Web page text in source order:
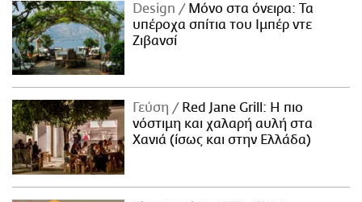
Design
Μόνο στα όνειρα: Τα
υπέροχα σπίτια του Ιμπέρ ντε
Ζιβανσί
Γεύση
Red Jane Grill: Η πιο
νόστιμη και χαλαρή αυλή στα
Χανιά (ίσως και στην Ελλάδα)